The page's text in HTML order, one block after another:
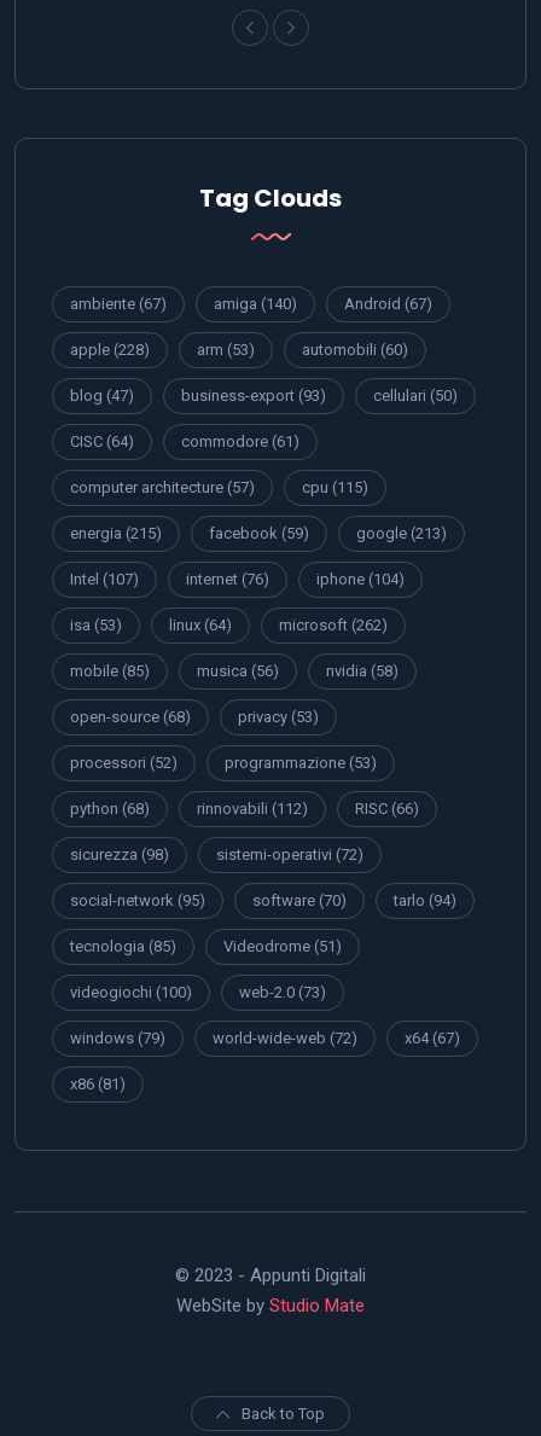
Tag Clouds
ambiente (67) amiga (140) Android (67)
apple (228) arm (53) automobili (60)
blog (47) business-export (93) cellulari (50)
CISC (64) commodore (61)
computer architecture (57) cpu (115)
energia (215) facebook (59) google (213)
Intel (107) internet (76) iphone (104)
isa (53) linux (64) microsoft (262)
mobile (85) musica (56) nvidia (58)
open-source (68) privacy (53)
processori (52) programmazione (53)
python (68) rinnovabili (112) RISC (66)
sicurezza (98) sistemi-operativi (72)
social-network (95) software (70) tarlo (94)
tecnologia (85) Videodrome (51)
videogiochi (100) web-2.0 (73)
windows (79) world-wide-web (72) x64(67)
x86 (81)
© 2023 - Appunti Digitali
WebSite by Studio Mate
Back to Top